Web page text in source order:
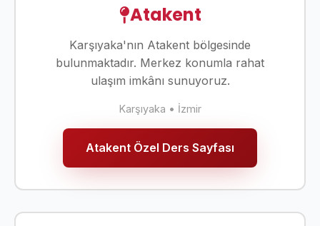
Atakent
Karşıyaka'nın Atakent bölgesinde
bulunmaktadır. Merkez konumla rahat
ulaşım imkânı sunuyoruz.
Karşıyaka • İzmir
Atakent Özel Ders Sayfası